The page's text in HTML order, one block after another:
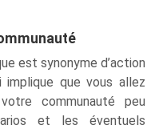
est synonyme d’action
implique que vous allez
communauté peu
et les éventuels